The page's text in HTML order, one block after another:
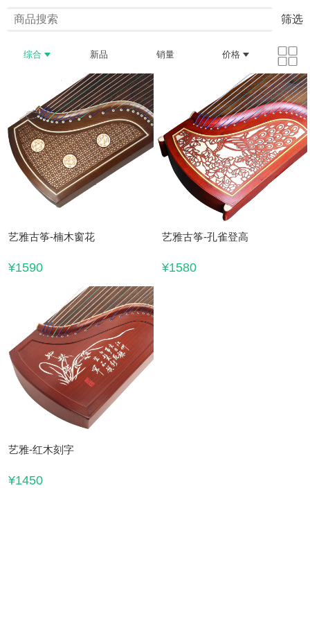
筛选
综合 新品 销量 价格
艺雅古筝-楠木窗花
¥1590
艺雅古筝-孔雀登高
¥1580
艺雅-红木刻字
¥1450